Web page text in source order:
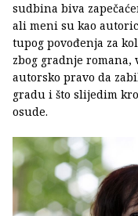
sudbina biva
ali meni su kao
tupog povođenja za
zbog gradnje romana,
autorsko pravo da
gradu i što slijedim
osude.